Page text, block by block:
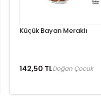
Küçük Bayan Meraklı
142,50 TLDoğan Çocuk